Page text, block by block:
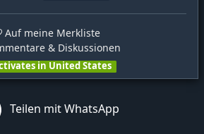
Auf meine Merkliste
& Diskussionen
in United States
Teilen mit WhatsApp